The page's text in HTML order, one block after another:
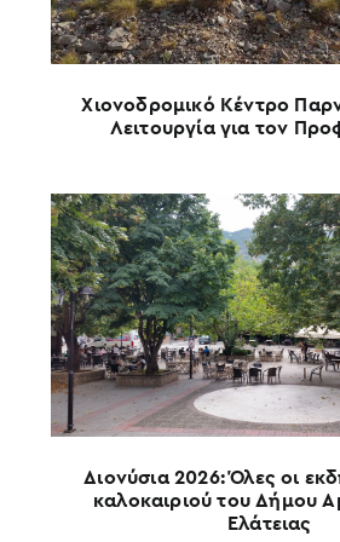
Χιονοδρομικό Κέντρο
Λειτουργία για τον
Διονύσια 2026: Όλες οι
καλοκαιριού του Δήμου
Ελάτειας